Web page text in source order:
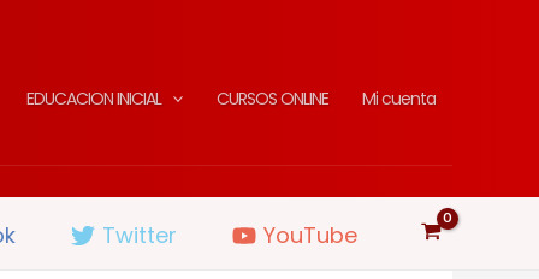
EDUCACION INICIAL CURSOS ONLINE Mi cuenta
Twitter YouTube